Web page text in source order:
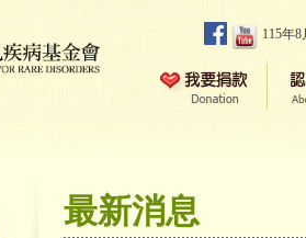
115年
最新消息